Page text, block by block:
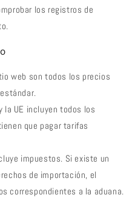
los registros de
web son todos los precios
la UE incluyen todos los
que pagar tarifas
impuestos. Si existe un
de importación, el
correspondientes a la aduana.